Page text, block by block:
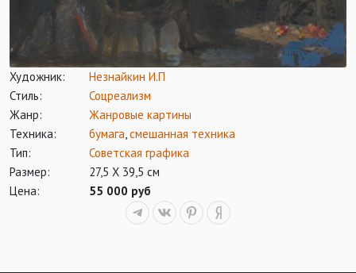
Художник:
Незнайкин И.П
Стиль:
Соцреализм
Жанр:
Жанровые картины
Техника:
бумага смешанная техника
Тип:
Советская графика
Размер:
27,5 Х 39,5 см
Цена:
55 000 руб